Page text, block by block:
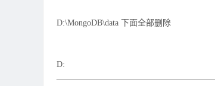
D:\MongoDB\data 下面全部删除
D: